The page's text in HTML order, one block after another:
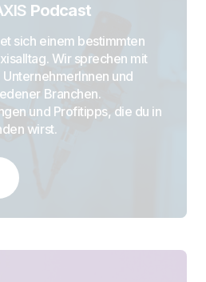
Podcast
sich einem bestimmten
Wir sprechen mit
und
Branchen.
und Profitipps, die du in
wirst.